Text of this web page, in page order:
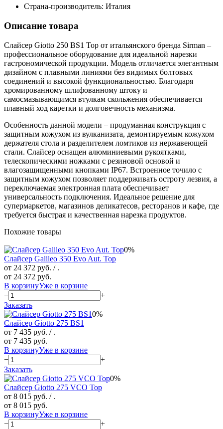
Страна-производитель: Италия
Описание товара
Слайсер Giotto 250 BS1 Top от итальянского бренда Sirman –
профессиональное оборудование для идеальной нарезки
гастрономической продукции. Модель отличается элегантным
дизайном с плавными линиями без видимых болтовых
соединений и высокой функциональностью. Благодаря
хромированному шлифованному штоку и
самосмазывающимся втулкам скольжения обеспечивается
плавный ход каретки и долговечность механизма.
Особенность данной модели – продуманная конструкция с
защитным кожухом из вулканизата, демонтируемым кожухом
держателя стола и разделителем ломтиков из нержавеющей
стали. Слайсер оснащен алюминиевыми рукоятками,
телескопическими ножками с резиновой основой и
влагозащищенными кнопками IP67. Встроенное точило с
защитным кожухом позволяет поддерживать остроту лезвия, а
переключаемая электронная плата обеспечивает
универсальность подключения. Идеальное решение для
супермаркетов, магазинов деликатесов, ресторанов и кафе, где
требуется быстрая и качественная нарезка продуктов.
Похожие товары
0%
Слайсер Galileo 350 Evo Aut. Top
от 24 372 руб. / .
от 24 372 руб.
В корзинуУже в корзине
−
+
Заказать
0%
Слайсер Giotto 275 BS1
от 7 435 руб. / .
от 7 435 руб.
В корзинуУже в корзине
−
+
Заказать
0%
Слайсер Giotto 275 VCO Top
от 8 015 руб. / .
от 8 015 руб.
В корзинуУже в корзине
−
+